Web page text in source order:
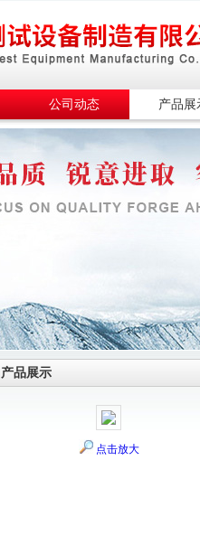
公司动态 产品展
产品展示
点击放大